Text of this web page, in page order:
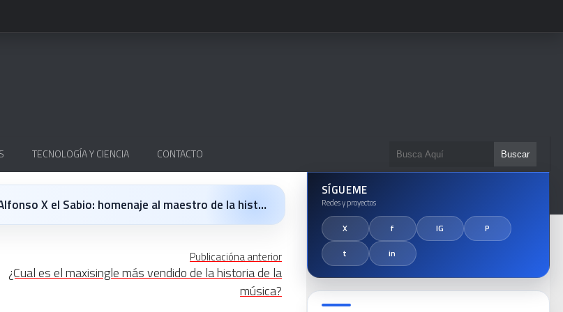
TECNOLOGÍA Y CIENCIA CONTACTO
sobre la película Michael
Publicacióna anterior
¿Cual es el maxisingle más vendido de la historia de la
música?
SÍGUEME